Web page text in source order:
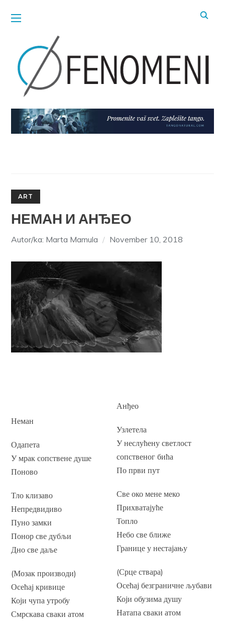
ART
НЕМАН И АНЂЕО
Autor/ka: Marta Mamula November 10, 2018
Неман
Одапета
У мрак сопствене душе
Поново
Тло клизаво
Непредвидиво
Пуно замки
Понор све дубљи
Дно све даље
(Мозак производи)
Осећај кривице
Који чупа утробу
Смрскава сваки атом
Анђео
Узлетела
У неслућену светлост
сопственог бића
По први пут
Све око мене меко
Прихватајуће
Топло
Небо све ближе
Границе у нестајању
(Срце ствара)
Осећај безграничне љубави
Који обузима душу
Натапа сваки атом